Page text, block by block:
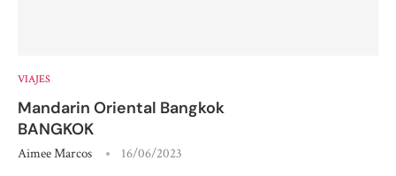
VIAJES
Mandarin Oriental Bangkok
BANGKOK
Aimee Marcos 16/06/2023